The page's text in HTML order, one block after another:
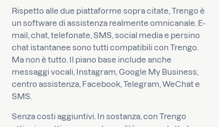
Rispetto alle due piattaforme sopra citate, Trengo è
un software di assistenza realmente omnicanale. E-
mail, chat, telefonate, SMS, social media e persino
chat istantanee sono tutti compatibili con Trengo.
Ma non è tutto. Il piano base include anche
messaggi vocali, Instagram, Google My Business,
centro assistenza, Facebook, Telegram, WeChat e
SMS.
Senza costi aggiuntivi. In sostanza, con Trengo